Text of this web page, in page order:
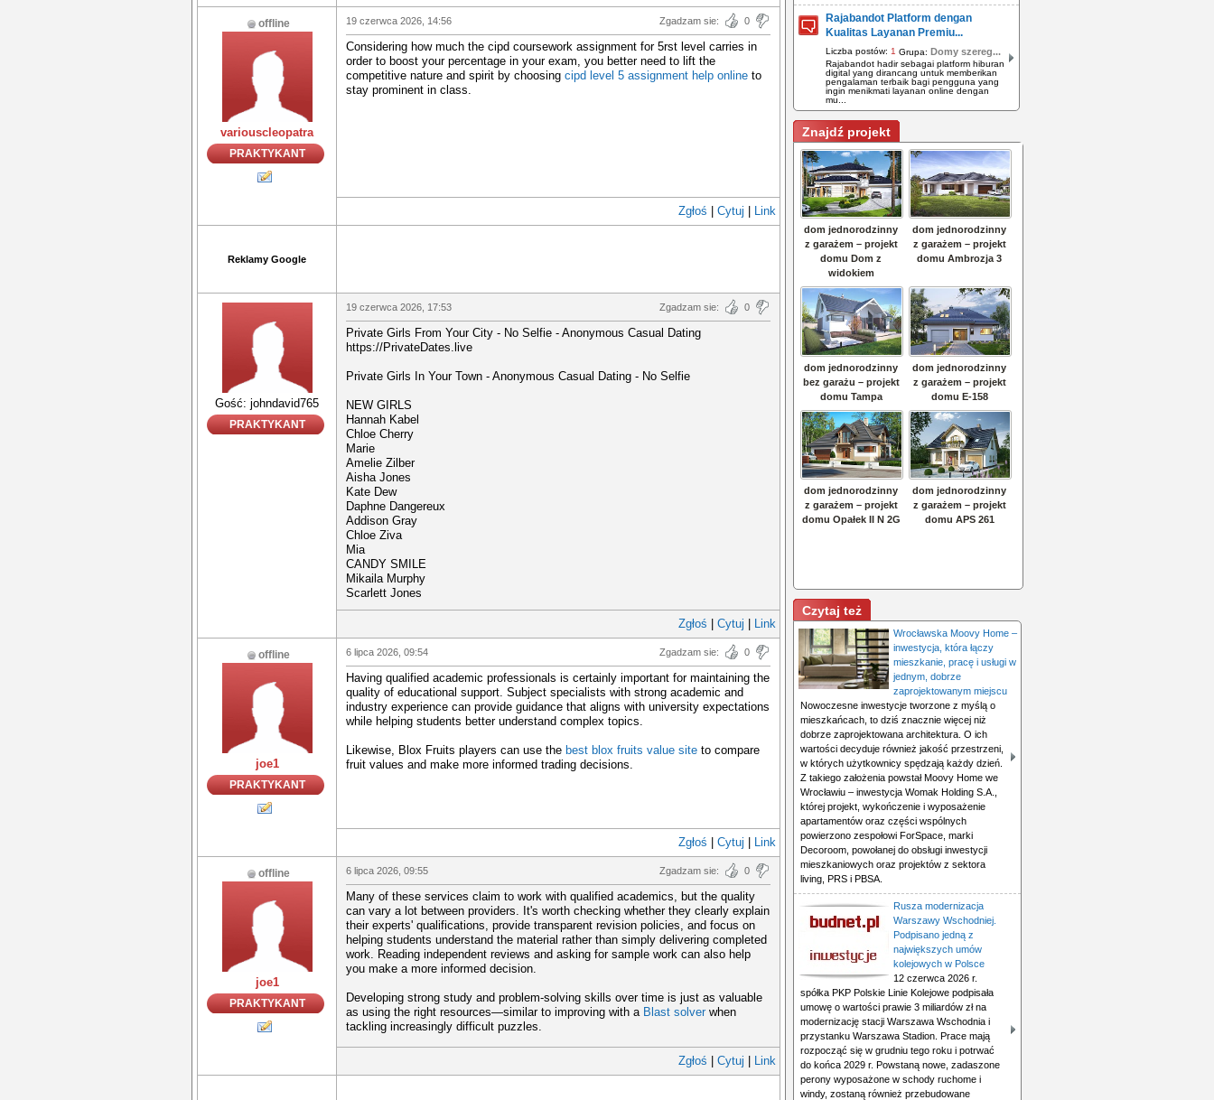
offline
variouscleopatra
PRAKTYKANT
19 czerwca 2026, 14:56 Zgadzam sie: 0
Considering how much the cipd coursework assignment for 5rst level carries in
order to boost your percentage in your exam, you better need to lift the
competitive nature and spirit by choosing cipd level 5 assignment help online to
stay prominent in class.
Zgłoś Cytuj Link
Reklamy Google
Gość: johndavid765
PRAKTYKANT
19 czerwca 2026, 17:53 Zgadzam sie: 0
Private Girls From Your City - No Selfie - Anonymous Casual Dating
https://PrivateDates.live
Private Girls In Your Town - Anonymous Casual Dating - No Selfie
NEW GIRLS
Hannah Kabel
Chloe Cherry
Marie
Amelie Zilber
Aisha Jones
Kate Dew
Daphne Dangereux
Addison Gray
Chloe Ziva
Mia
CANDY SMILE
Mikaila Murphy
Scarlett Jones
Zgłoś Cytuj Link
offline
joe1
PRAKTYKANT
6 lipca 2026, 09:54 Zgadzam sie: 0
Having qualified academic professionals is certainly important for maintaining the
quality of educational support. Subject specialists with strong academic and
industry experience can provide guidance that aligns with university expectations
while helping students better understand complex topics.
Likewise, Blox Fruits players can use the best blox fruits value site to compare
fruit values and make more informed trading decisions.
Zgłoś Cytuj Link
offline
joe1
PRAKTYKANT
6 lipca 2026, 09:55 Zgadzam sie: 0
Many of these services claim to work with qualified academics, but the quality
can vary a lot between providers. It's worth checking whether they clearly explain
their experts' qualifications, provide transparent revision policies, and focus on
helping students understand the material rather than simply delivering completed
work. Reading independent reviews and asking for sample work can also help
you make a more informed decision.
Developing strong study and problem-solving skills over time is just as valuable
as using the right resources—similar to improving with a Blast solver when
tackling increasingly difficult puzzles.
Zgłoś Cytuj Link
Rajabandot Platform dengan
Kualitas Layanan Premiu...
Liczba postów: 1 Grupa: Domy szereg...
Rajabandot hadir sebagai platform hiburan
digital yang dirancang untuk memberikan
pengalaman terbaik bagi pengguna yang
ingin menikmati layanan online dengan
mu...
Znajdź projekt
Czytaj też
Wrocławska Moovy Home –
inwestycja, która łączy
mieszkanie, pracę i usługi w
jednym, dobrze
zaprojektowanym miejscu
Nowoczesne inwestycje tworzone z myślą o
mieszkańcach, to dziś znacznie więcej niż
dobrze zaprojektowana architektura. O ich
wartości decyduje również jakość przestrzeni,
w których użytkownicy spędzają każdy dzień.
Z takiego założenia powstał Moovy Home we
Wrocławiu – inwestycja Womak Holding S.A.,
której projekt, wykończenie i wyposażenie
apartamentów oraz części wspólnych
powierzono zespołowi ForSpace, marki
Decoroom, powołanej do obsługi inwestycji
mieszkaniowych oraz projektów z sektora
living, PRS i PBSA.
Rusza modernizacja
Warszawy Wschodniej.
Podpisano jedną z
największych umów
kolejowych w Polsce
12 czerwca 2026 r.
spółka PKP Polskie Linie Kolejowe podpisała
umowę o wartości prawie 3 miliardów zł na
modernizację stacji Warszawa Wschodnia i
przystanku Warszawa Stadion. Prace mają
rozpocząć się w grudniu tego roku i potrwać
do końca 2029 r. Powstaną nowe, zadaszone
perony wyposażone w schody ruchome i
windy, zostaną również przebudowane